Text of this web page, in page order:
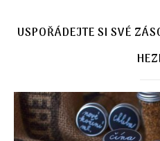
USPOŘÁDEJTE SI SVÉ